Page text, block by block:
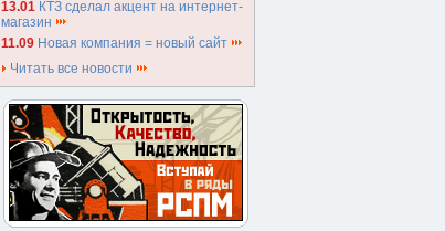
13.01 КТЗ сделал акцент на интернет-
магазин
11.09 Новая компания = новый сайт
Читать все новости